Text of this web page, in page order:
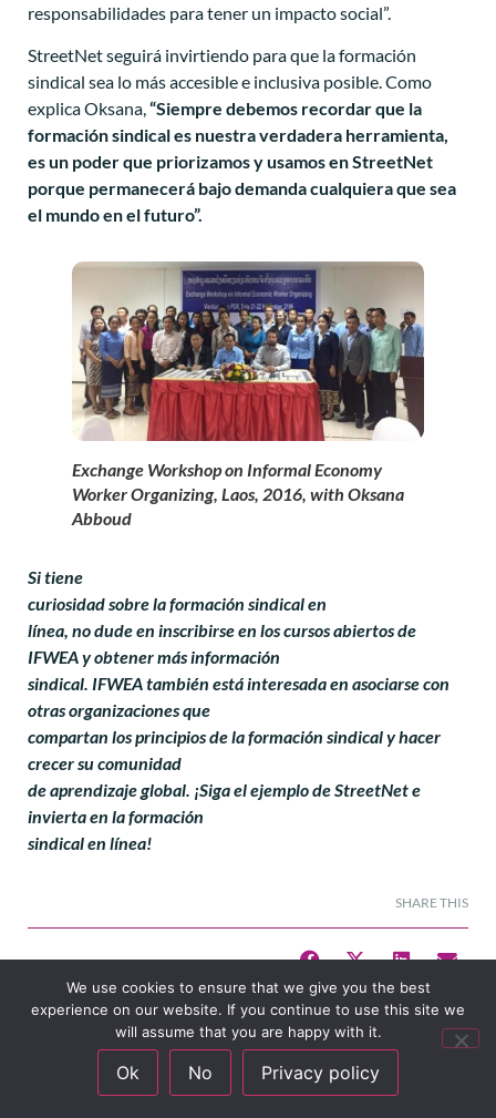
responsabilidades para tener un impacto social”.
StreetNet seguirá invirtiendo para que la formación
sindical sea lo más accesible e inclusiva posible. Como
explica Oksana,“Siempre debemos recordar que la
formación sindical es nuestra verdadera herramienta,
es un poder que priorizamos y usamos en StreetNet
porque permanecerá bajo demanda cualquiera que sea
el mundo en el futuro”.
Exchange Workshop on Informal Economy
Worker Organizing, Laos, 2016, with Oksana
Abboud
Si tiene
curiosidad sobre la formación sindical en
línea, no dude en inscribirse en los cursos abiertos de
IFWEA y obtener más información
sindical. IFWEA también está interesada en asociarse con
otras organizaciones que
compartan los principios de la formación sindical y hacer
crecer su comunidad
de aprendizaje global. ¡Siga el ejemplo de StreetNet e
invierta en la formación
sindical en línea!
SHARE THIS
BACK
We use cookies to ensure that we give you the best
experience on our website. If you continue to use this site we
will assume that you are happy with it.
Ok No Privacy policy